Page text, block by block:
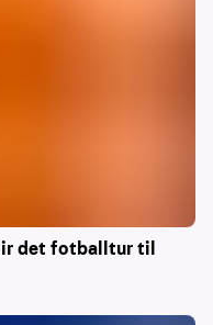
det fotballtur til